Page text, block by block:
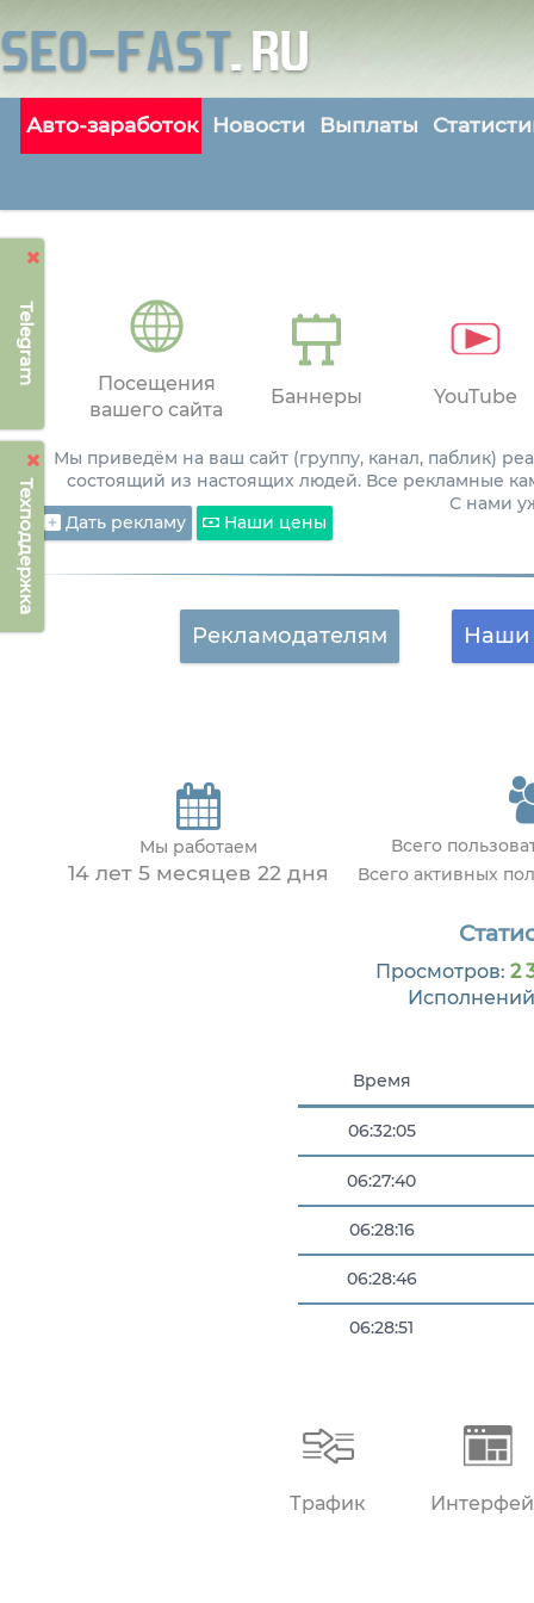
Telegram
Техподдержка
Авто-заработок Новости Выплаты
Посещения
вашего сайта
Баннеры YouTube
Мы приведём на ваш сайт (группу, канал, паблик)
состоящий из настоящих людей. Все рекламные
С нами
Дать рекламу
Наши цены
Рекламодателям Наши
Мы работаем
14 лет 5 месяцев 22 дня
Всего
Всего активных
Просмотров: 2
Время
06:32:05
06:27:40
06:28:16
06:28:46
06:28:51
Трафик